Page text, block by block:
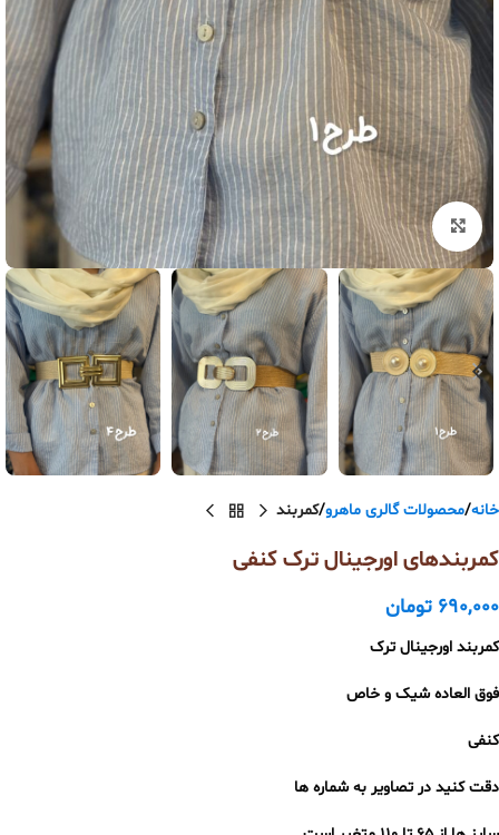
بزرگنمایی تصویر
خانه محصولات گالری ماهرو کمربند
کمربندهای اورجینال ترک کنفی
690,000 تومان
کمربند اورجینال ترک
فوق العاده شیک و خاص
کنفی
دقت کنید در تصاویر به شماره ها